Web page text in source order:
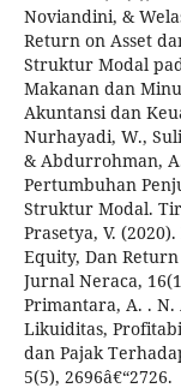
Noviandini, &
Return on Asset
Struktur Modal
Makanan dan
Akuntansi dan
Nurhayadi, W.,
& Abdurrohman,
Pertumbuhan
Struktur Modal.
Prasetya, V.
Equity, Dan
Jurnal Neraca,
Primantara, A. . N.
Likuiditas,
dan Pajak
5(5), 2696â€“2726.